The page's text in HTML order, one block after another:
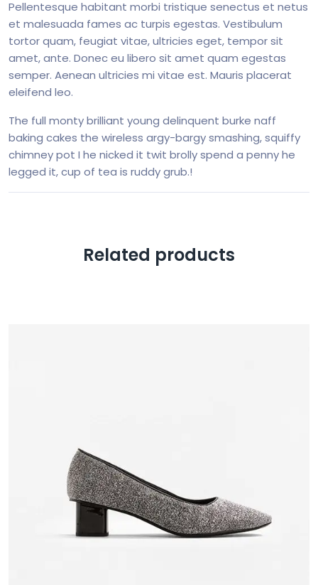
Pellentesque habitant morbi tristique senectus et netus
et malesuada fames ac turpis egestas. Vestibulum
tortor quam, feugiat vitae, ultricies eget, tempor sit
amet, ante. Donec eu libero sit amet quam egestas
semper. Aenean ultricies mi vitae est. Mauris placerat
eleifend leo.
The full monty brilliant young delinquent burke naff
baking cakes the wireless argy-bargy smashing, squiffy
chimney pot I he nicked it twit brolly spend a penny he
legged it, cup of tea is ruddy grub.!
Related products